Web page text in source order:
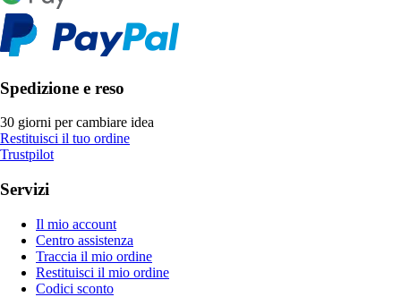
Spedizione e reso
30 giorni per cambiare idea
Restituisci il tuo ordine
Trustpilot
Servizi
Il mio account
Centro assistenza
Traccia il mio ordine
Restituisci il mio ordine
Codici sconto